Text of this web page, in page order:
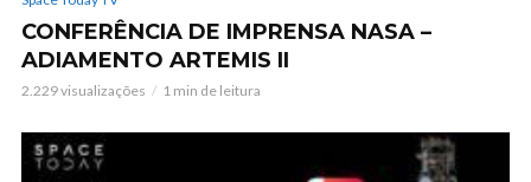
CONFERÊNCIA DE IMPRENSA NASA –
ADIAMENTO ARTEMIS II
2.229 visualizações 1 min de leitura